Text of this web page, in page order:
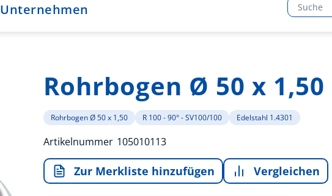
Unternehmen
Rohrbogen Ø 50 x 1,50
Rohrbogen Ø 50 x 1,50 R 100 - 90° - SV100/100 Edelstahl 1.4301
Artikelnummer 105010113
Zur Merkliste hinzufügen Vergleichen